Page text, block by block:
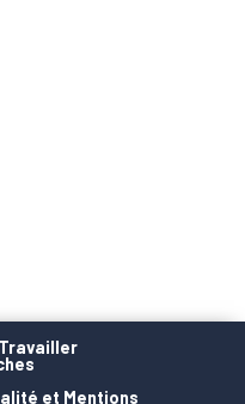
Travailler
et Mentions